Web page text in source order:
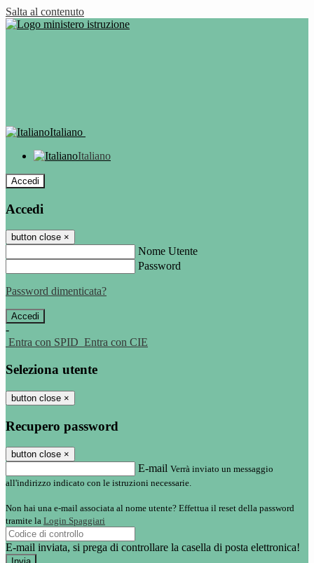
Salta al contenuto
Italiano
Italiano
Accedi
Accedi
button close ×
Nome Utente
Password
Password dimenticata?
-
Entra con SPID Entra con CIE
Seleziona utente
button close ×
Recupero password
button close ×
E-mail Verrà inviato un messaggio
all'indirizzo indicato con le istruzioni necessarie.
Non hai una e-mail associata al nome utente? Effettua il reset della password
tramite la Login Spaggiari
E-mail inviata, si prega di controllare la casella di posta elettronica!